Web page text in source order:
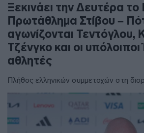
Ξεκινάει την Δευτέρα
Πρωτάθλημα Στίβου –
αγωνίζονται Τεντόγλου,
Τζένγκο και οι
αθλητές
Πλήθος ελληνικών συμμετοχών στη